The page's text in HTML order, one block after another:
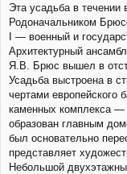
Эта усадьба в течении
Родоначальником
I — военный и
Архитектурный
Я.В. Брюс вышел в
Усадьба выстроена в
чертами европейского
каменных комплекса —
образован главным
был основательно
представляет
Небольшой